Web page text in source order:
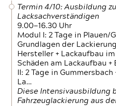
Termin 4/10: Ausbildung
Lacksachverständigen
9.00—16.30 Uhr
Modul I: 2 Tage in Plauen/
Grundlagen der
Hersteller + Lackaufbau
Schäden am Lackaufbau +
II: 2 Tage in
La…
Diese Intensivausbildung
Fahrzeuglackierung aus